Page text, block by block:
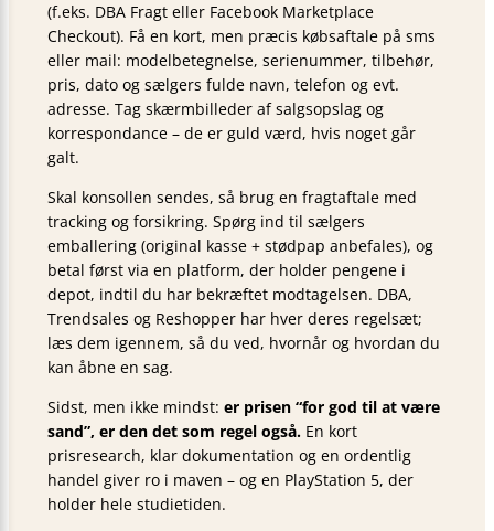
(f.eks. DBA Fragt eller Facebook Marketplace
Checkout). Få en kort, men præcis købsaftale på sms
eller mail: modelbetegnelse, serienummer, tilbehør,
pris, dato og sælgers fulde navn, telefon og evt.
adresse. Tag skærmbilleder af salgsopslag og
korrespondance – de er guld værd, hvis noget går
galt.
Skal konsollen sendes, så brug en fragtaftale med
tracking og forsikring. Spørg ind til sælgers
emballering (original kasse + stødpap anbefales), og
betal først via en platform, der holder pengene i
depot, indtil du har bekræftet modtagelsen. DBA,
Trendsales og Reshopper har hver deres regelsæt;
læs dem igennem, så du ved, hvornår og hvordan du
kan åbne en sag.
Sidst, men ikke mindst: er prisen “for god til at være
sand”, er den det som regel også. En kort
prisresearch, klar dokumentation og en ordentlig
handel giver ro i maven – og en PlayStation 5, der
holder hele studietiden.